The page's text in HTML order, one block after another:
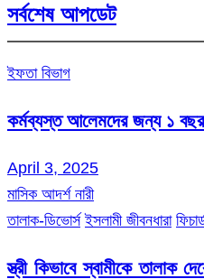
সর্বশেষ আপডেট
ইফতা বিভাগ
কর্মব্যস্ত আলেমদের জন্য ১ বছর
April 3, 2025
মাসিক আদর্শ নারী
তালাক-ডিভোর্স ইসলামী জীবনধারা
স্ত্রী কিভাবে স্বামীকে তালাক